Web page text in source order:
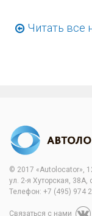
Читать все
© 2017 «Autolocator»,
ул. 2-я Хуторская, 38А,
Телефон: +7 (495) 974
Связаться с нами